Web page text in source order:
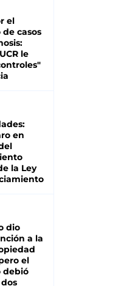
el
casos
le
en
la Ley
dio
a la
el
debió